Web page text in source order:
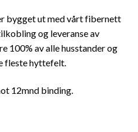
bygget ut med vårt fibernett
og leveranse av
100% av alle husstander og
fleste hyttefelt.
12mnd binding.